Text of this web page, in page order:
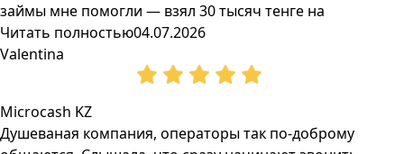
займы мне помогли — взял 30 тысяч тенге на
Читать полностью04.07.2026
Valentina
Microcash KZ
Душеваная компания, операторы так по-доброму